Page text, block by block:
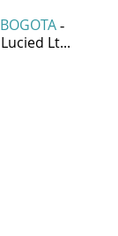
-
Lt...